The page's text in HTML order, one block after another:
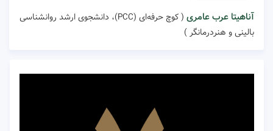
آناهیتا عرب عامری
( کوچ حرفه‌ای (PCC)، دانشجوی ارشد روانشناسی
بالینی و هنردرمانگر )